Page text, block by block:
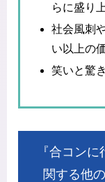
らに盛り
社会風刺
い以上の
笑いと驚
『合コン
関する他